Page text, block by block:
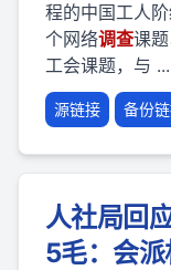
程的中国工人
个网络调查课
工会课题，与 ...
源链接 备份
人社局回
5毛：会